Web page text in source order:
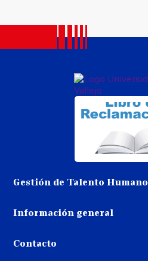
Gestión de Talento Humano
Trabaja con nosotros
Información general
dinero
Contacto